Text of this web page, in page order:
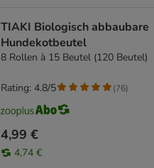
TIAKI Biologisch abbaubare
Hundekotbeutel
8 Rollen à 15 Beutel (120 Beutel)
4,99 €
4,74 €
Rating: 4.8/5 (76)